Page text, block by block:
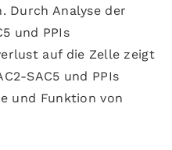
Durch Analyse der
und PPIs
auf die Zelle zeigt
SAC5 und PPIs
und Funktion von